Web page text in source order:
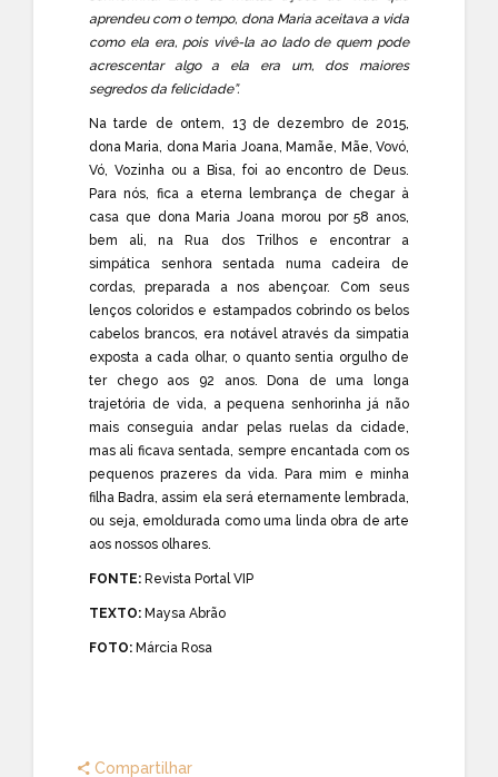
aprendeu com o tempo, dona Maria aceitava a vida
como ela era, pois vivê-la ao lado de quem pode
acrescentar algo a ela era um, dos maiores
segredos da felicidade”.
Na tarde de ontem, 13 de dezembro de 2015,
dona Maria, dona Maria Joana, Mamãe, Mãe, Vovó,
Vó, Vozinha ou a Bisa, foi ao encontro de Deus.
Para nós, fica a eterna lembrança de chegar à
casa que dona Maria Joana morou por 58 anos,
bem ali, na Rua dos Trilhos e encontrar a
simpática senhora sentada numa cadeira de
cordas, preparada a nos abençoar. Com seus
lenços coloridos e estampados cobrindo os belos
cabelos brancos, era notável através da simpatia
exposta a cada olhar, o quanto sentia orgulho de
ter chego aos 92 anos. Dona de uma longa
trajetória de vida, a pequena senhorinha já não
mais conseguia andar pelas ruelas da cidade,
mas ali ficava sentada, sempre encantada com os
pequenos prazeres da vida. Para mim e minha
filha Badra, assim ela será eternamente lembrada,
ou seja, emoldurada como uma linda obra de arte
aos nossos olhares.
FONTE: Revista Portal VIP
TEXTO: Maysa Abrão
FOTO: Márcia Rosa
Compartilhar